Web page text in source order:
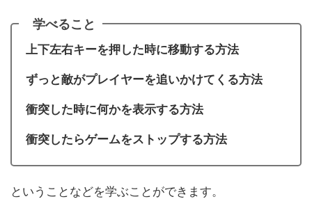
学べること
上下左右キーを押した時に移動する方法
ずっと敵がプレイヤーを追いかけてくる方法
衝突した時に何かを表示する方法
衝突したらゲームをストップする方法
ということなどを学ぶことができます。